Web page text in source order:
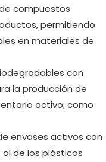
compuestos
permitiendo
en materiales de
con
la producción de
activo, como
envases activos con
de los plásticos